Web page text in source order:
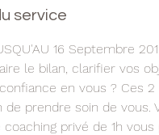
service
16 Septembre
le bilan, clarifier vos
en vous ? Ces
de prendre soin de
coaching privé de 1h